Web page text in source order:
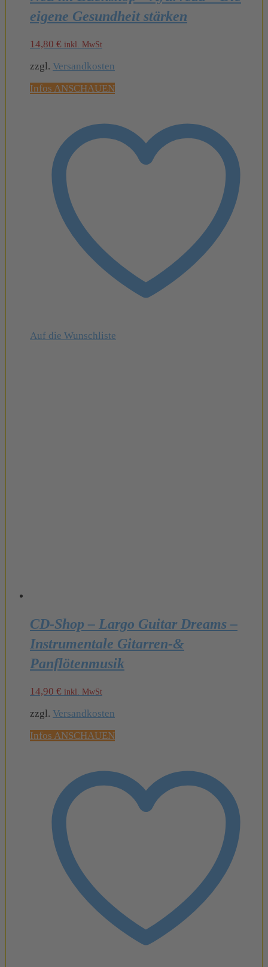
eigene Gesundheit stärken
14,80 € inkl. MwSt
zzgl. Versandkosten
Infos ANSCHAUEN
Auf die Wunschliste
CD-Shop – Largo Guitar Dreams –
Instrumentale Gitarren-&
Panflötenmusik
14,90 € inkl. MwSt
zzgl. Versandkosten
Infos ANSCHAUEN